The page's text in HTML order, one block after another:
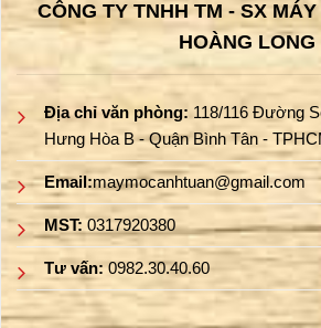
CÔNG TY TNHH TM - SX
HOÀNG LONG
Địa chỉ văn phòng: 118/116 Đường
Hưng Hòa B - Quận Bình Tân -
Email:maymocanhtuan@gmail.com
MST:0317920380
Tư vấn:0982.30.40.60